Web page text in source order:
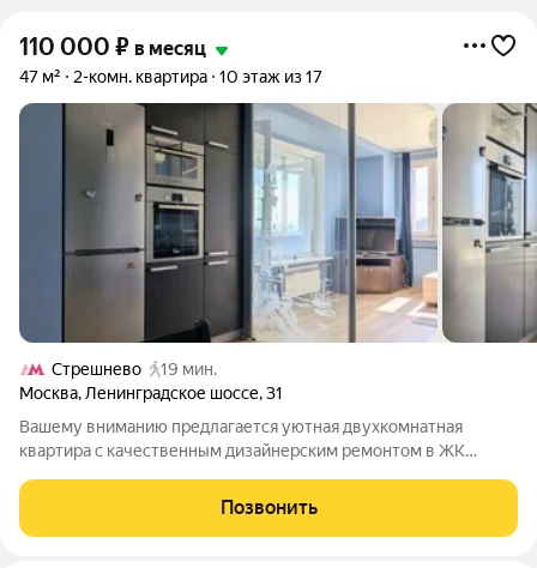
110 000 ₽ в месяц
47 м² 2-комн. квартира 10 этаж из 17
Стрешнево
19 мин.
Москва, Ленинградское шоссе,31
Вашему вниманию предлагается уютная двухкомнатная
квартира с качественным дизайнерским ремонтом в ЖК
гостиной (при необходимости можно изолировать с помощью
дверей-купе), отдельная спальня,
Позвонить